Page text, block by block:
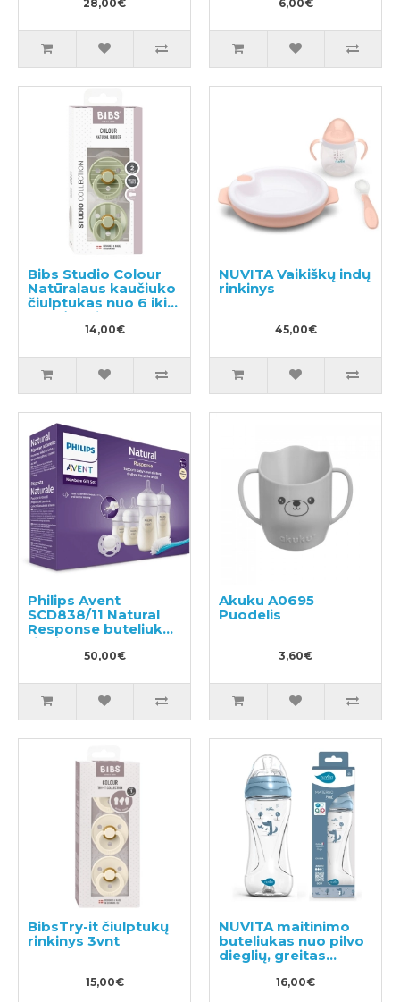
28,00€ 6,00€
Bibs Studio Colour
Natūralaus kaučiuko
čiulptukas nuo 6 iki
18 mėnesių 2vnt
14,00€
NUVITA Vaikiškų indų
rinkinys
45,00€
Philips Avent
SCD838/11 Natural
Response buteliukų
rinkinys
50,00€
Akuku A0695
Puodelis
3,60€
BibsTry-it čiulptukų
rinkinys 3vnt
15,00€
NUVITA maitinimo
buteliukas nuo pilvo
dieglių, greitas
srautas 330ml
16,00€